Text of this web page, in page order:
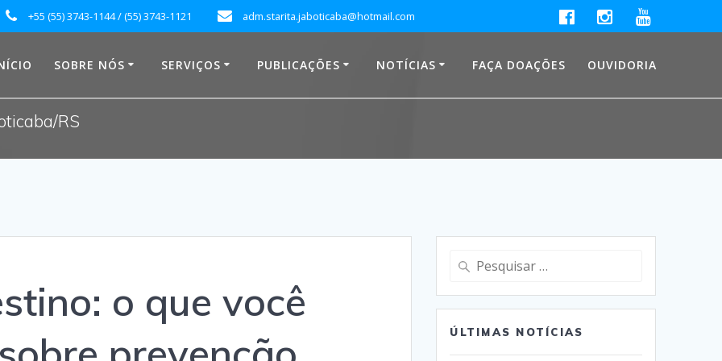
+55 (55) 3743-1144 / (55) 3743-1121 adm.starita.jaboticaba@hotmail.com
SOBRE NÓS SERVIÇOS PUBLICAÇÕES NOTÍCIAS FAÇA DOAÇÕES OUVIDORIA
RS
o que você
Pesquisar
ÚLTIMAS NOTÍCIAS